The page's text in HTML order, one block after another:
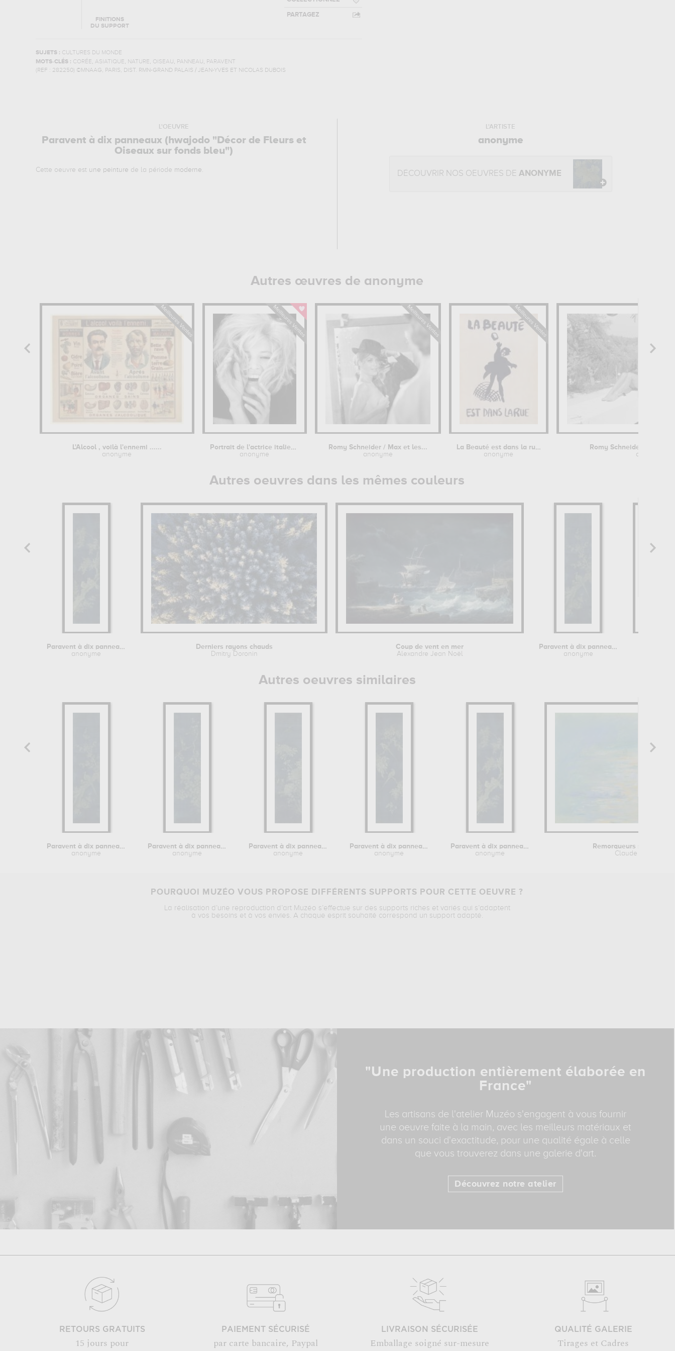
FINITIONS
DU SUPPORT
PARTAGEZ
SUJETS : CULTURES DU MONDE
MOTS-CLÉS : CORÉE, ASIATIQUE, NATURE, OISEAU, PANNEAU, PARAVENT
(REF : 282250) ©MNAAG, PARIS, DIST. RMN-GRAND PALAIS / JEAN-YVES ET NICOLAS DUBOIS
L'OEUVRE
Paravent à dix panneaux (hwajodo "Décor de Fleurs et
Oiseaux sur fonds bleu")
Cette oeuvre est une peinture de la période moderne.
L'ARTISTE
anonyme
DÉCOUVRIR NOS OEUVRES DE ANONYME
Autres œuvres de anonyme
L'Alcool , voilà l'ennemi ......
anonyme
Portrait de l'actrice italienne...
anonyme
Romy Schneider / Max et les...
anonyme
La Beauté est dans la rue - Mai 1968
anonyme
Romy Schneider et Alain
anonyme
Autres oeuvres dans les mêmes couleurs
Paravent à dix panneaux (hwajodo...
anonyme
Derniers rayons chauds
Dmitry Doronin
Coup de vent en mer
Alexandre Jean Noël
Paravent à dix panneaux (hwajodo...
anonyme
Autres oeuvres similaires
Paravent à dix panneaux (hwajodo...
anonyme
Paravent à dix panneaux (hwajodo...
anonyme
Paravent à dix panneaux (hwajodo...
anonyme
Paravent à dix panneaux (hwajodo...
anonyme
Paravent à dix panneaux (hwajodo...
anonyme
Remorqueurs sur la
Claude Monet
POURQUOI MUZÉO VOUS PROPOSE DIFFÉRENTS SUPPORTS POUR CETTE OEUVRE ?
La réalisation d’une reproduction d’art Muzéo s’effectue sur des supports riches et variés qui s’adaptent
à vos besoins et à vos envies. A chaque esprit souhaité correspond un support adapté.
"Une production entièrement élaborée en
France"
Les artisans de l'atelier Muzéo s'engagent à vous fournir
une oeuvre faite à la main, avec les meilleurs matériaux et
dans un souci d'exactitude, pour une qualité égale à celle
que vous trouverez dans une galerie d'art.
Découvrez notre atelier
RETOURS GRATUITS
15 jours pour
PAIEMENT SÉCURISÉ
par carte bancaire, Paypal
LIVRAISON SÉCURISÉE
Emballage soigné sur-mesure
QUALITÉ GALERIE
Tirages et Cadres